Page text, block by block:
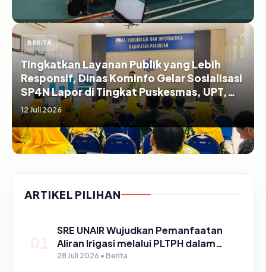
BERITA
Tingkatkan Layanan Publik yang Lebih
Responsif, Dinas Kominfo Gelar Sosialisasi
SP4N Lapor di Tingkat Puskesmas, UPT,
serta SD/SMP di Kabupaten Pasuruan
12 Juli 2026
ARTIKEL PILIHAN
SRE UNAIR Wujudkan Pemanfaatan
Aliran Irigasi melalui PLTPH dalam
Program TIRTA PELITA di Desa
28 Juli 2026 • Berita